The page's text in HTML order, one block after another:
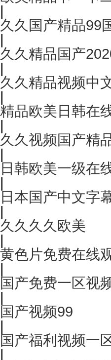
|
久久国产精品99
|
久久精品国产
|
久久精品视频中
|
精品欧美日韩在
|
久久视频国产精
|
日韩欧美一级在
|
日本国产中文字
|
久久久久欧美
|
黄色片免费在线
|
国产免费一区视
|
国产视频99
|
国产福利视频一
|